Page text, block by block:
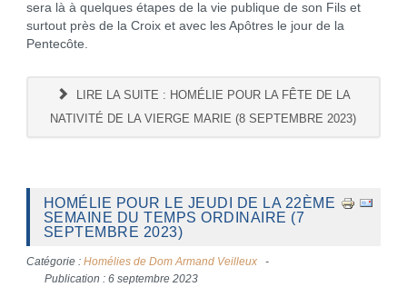
sera là à quelques étapes de la vie publique de son Fils et
surtout près de la Croix et avec les Apôtres le jour de la
Pentecôte.
LIRE LA SUITE : HOMÉLIE POUR LA FÊTE DE LA
NATIVITÉ DE LA VIERGE MARIE (8 SEPTEMBRE 2023)
HOMÉLIE POUR LE JEUDI DE LA 22ÈME
SEMAINE DU TEMPS ORDINAIRE (7
SEPTEMBRE 2023)
Catégorie : Homélies de Dom Armand Veilleux
Publication : 6 septembre 2023